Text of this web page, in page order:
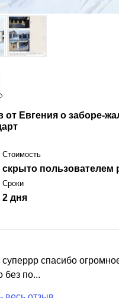
от Евгения о заборе-
Стоимость
скрыто пользователем
Сроки
2 дня
спасибо
без по...